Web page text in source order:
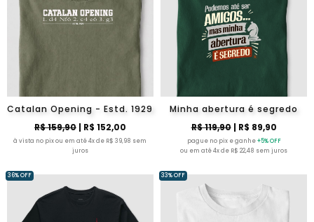
Catalan Opening - Estd. 1929
R$ 159,90| R$ 152,00
à vista no pix ou em até 4x de R$ 39,98 sem
juros
Minha abertura é segredo
R$ 119,90| R$ 89,90
pague no pix e ganhe+5% OFF
ou em até 4x de R$ 22,48 sem juros
36% OFF 33% OFF